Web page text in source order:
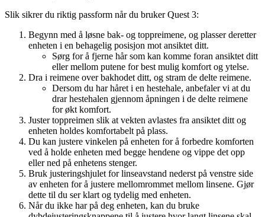
Slik sikrer du riktig passform når du bruker Quest 3:
Begynn med å løsne bak- og toppreimene, og plasser deretter
enheten i en behagelig posisjon mot ansiktet ditt.
Sørg for å fjerne hår som kan komme foran ansiktet ditt
eller mellom putene for best mulig komfort og ytelse.
Dra i reimene over bakhodet ditt, og stram de delte reimene.
Dersom du har håret i en hestehale, anbefaler vi at du
drar hestehalen gjennom åpningen i de delte reimene
for økt komfort.
Juster toppreimen slik at vekten avlastes fra ansiktet ditt og
enheten holdes komfortabelt på plass.
Du kan justere vinkelen på enheten for å forbedre komforten
ved å holde enheten med begge hendene og vippe det opp
eller ned på enhetens stenger.
Bruk justeringshjulet for linseavstand nederst på venstre side
av enheten for å justere mellomrommet mellom linsene. Gjør
dette til du ser klart og tydelig med enheten.
Når du ikke har på deg enheten, kan du bruke